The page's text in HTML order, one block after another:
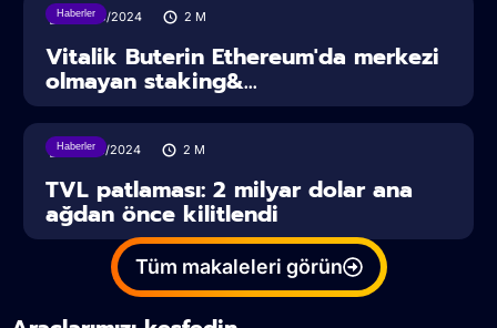
Haberler
29/03/2024 2 M
Vitalik Buterin Ethereum'da merkezi
olmayan staking&...
Haberler
27/02/2024 2 M
TVL patlaması: 2 milyar dolar ana
ağdan önce kilitlendi
Tüm makaleleri görün